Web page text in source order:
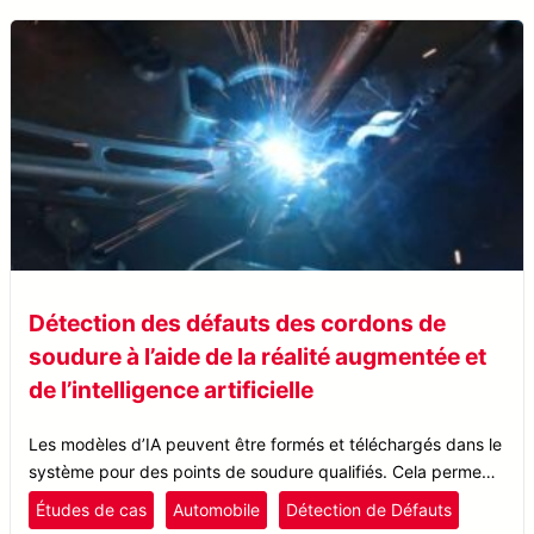
Détection des défauts des cordons de
soudure à l’aide de la réalité augmentée et
de l’intelligence artificielle
Les modèles d’IA peuvent être formés et téléchargés dans le
système pour des points de soudure qualifiés. Cela permet
d’inspecter les sections soudées à l’aide de lunettes AR ou
d’une tablette pour reconnaître rapidement les soudures
Études de cas Automobile Détection de Défauts